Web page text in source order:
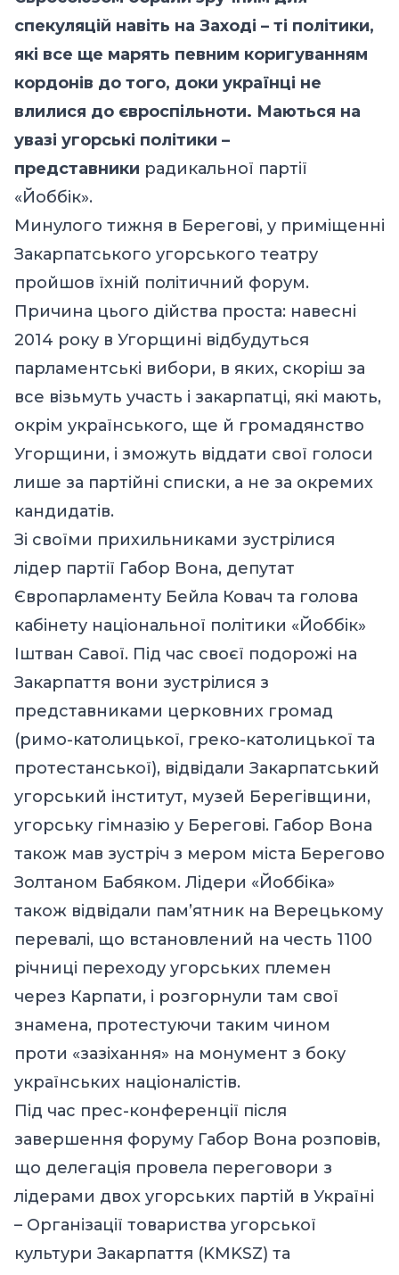
спекуляцій навіть на Заході – ті політики,
які все ще марять певним коригуванням
кордонів до того, доки українці не
влилися до євроспільноти. Маються на
увазі угорські політики –
представники радикальної партії
«Йоббік».
Минулого тижня в Берегові, у приміщенні
Закарпатського угорського театру
пройшов їхній політичний форум.
Причина цього дійства проста: навесні
2014 року в Угорщині відбудуться
парламентські вибори, в яких, скоріш за
все візьмуть участь і закарпатці, які мають,
окрім українського, ще й громадянство
Угорщини, і зможуть віддати свої голоси
лише за партійні списки, а не за окремих
кандидатів.
Зі своїми прихильниками зустрілися
лідер партії Габор Вона, депутат
Європарламенту Бейла Ковач та голова
кабінету національної політики «Йоббік»
Іштван Савої. Під час своєї подорожі на
Закарпаття вони зустрілися з
представниками церковних громад
(римо-католицької, греко-католицької та
протестанської), відвідали Закарпатський
угорський інститут, музей Берегівщини,
угорську гімназію у Берегові. Габор Вона
також мав зустріч з мером міста Берегово
Золтаном Бабяком. Лідери «Йоббіка»
також відвідали пам’ятник на Верецькому
перевалі, що встановлений на честь 1100
річниці переходу угорських племен
через Карпати, і розгорнули там свої
знамена, протестуючи таким чином
проти «зазіхання» на монумент з боку
українських націоналістів.
Під час прес-конференції після
завершення форуму Габор Вона розповів,
що делегація провела переговори з
лідерами двох угорських партій в Україні
– Організації товариства угорської
культури Закарпаття (KMKSZ) та